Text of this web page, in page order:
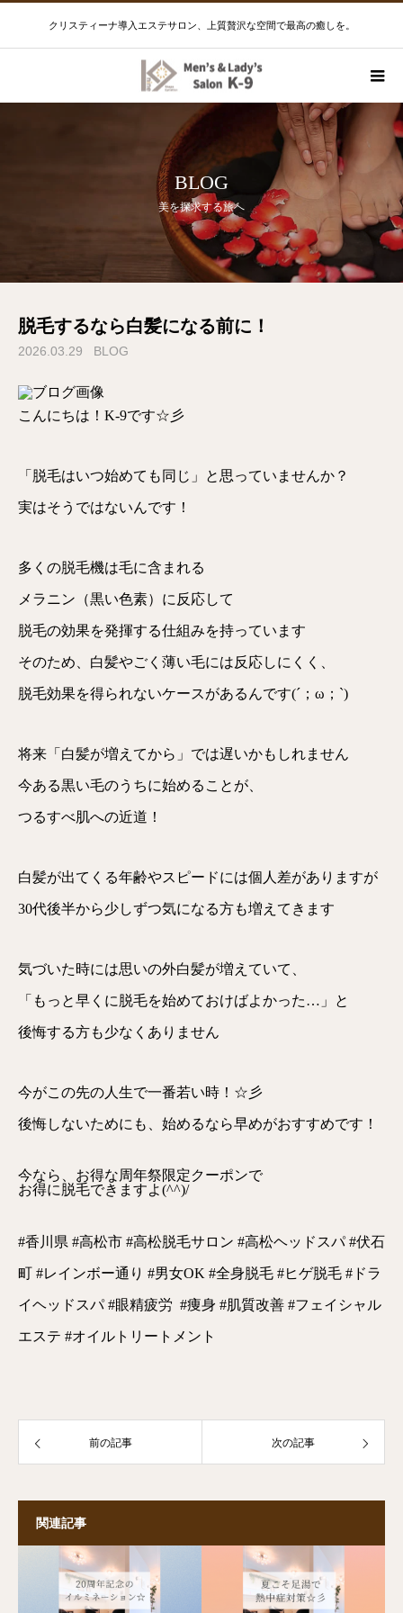
クリスティーナ導入エステサロン、上質贅沢な空間で最高の癒しを。
BLOG
美を探求する旅へ
脱毛するなら白髪になる前に！
2026.03.29 BLOG
こんにちは！K-9です☆彡
「脱毛はいつ始めても同じ」と思っていませんか？
実はそうではないんです！
多くの脱毛機は毛に含まれる
メラニン（黒い色素）に反応して
脱毛の効果を発揮する仕組みを持っています
そのため、白髪やごく薄い毛には反応しにくく、
脱毛効果を得られないケースがあるんです(´；ω；`)
将来「白髪が増えてから」では遅いかもしれません
今ある黒い毛のうちに始めることが、
つるすべ肌への近道！
白髪が出てくる年齢やスピードには個人差がありますが
30代後半から少しずつ気になる方も増えてきます
気づいた時には思いの外白髪が増えていて、
「もっと早くに脱毛を始めておけばよかった…」と
後悔する方も少なくありません
今がこの先の人生で一番若い時！☆彡
後悔しないためにも、始めるなら早めがおすすめです！
今なら、お得な周年祭限定クーポンで
お得に脱毛できますよ(^^)/
#香川県 #高松市 #高松脱毛サロン #高松ヘッドスパ #伏石
町 #レインボー通り #男女OK #全身脱毛 #ヒゲ脱毛 #ドラ
イヘッドスパ #眼精疲労 #痩身 #肌質改善 #フェイシャル
エステ #オイルトリートメント
前の記事 次の記事
関連記事